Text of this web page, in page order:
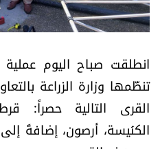
نداء القرّاء
كتّابنا
تحت المجهر
انطلقت صباح اليوم
تنظّمها وزارة الزراعة
القرى التالية حصراً:
الكنَيسة، أرصون، إضافةً